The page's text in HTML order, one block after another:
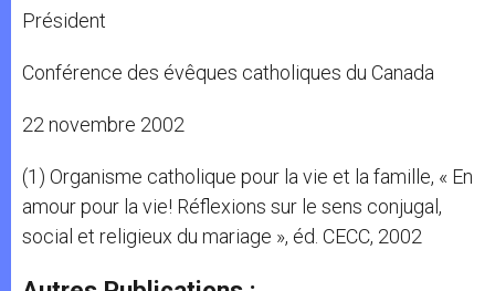
Président
Conférence des évêques catholiques du Canada
22 novembre 2002
(1) Organisme catholique pour la vie et la famille, « En
amour pour la vie! Réflexions sur le sens conjugal,
social et religieux du mariage », éd. CECC, 2002